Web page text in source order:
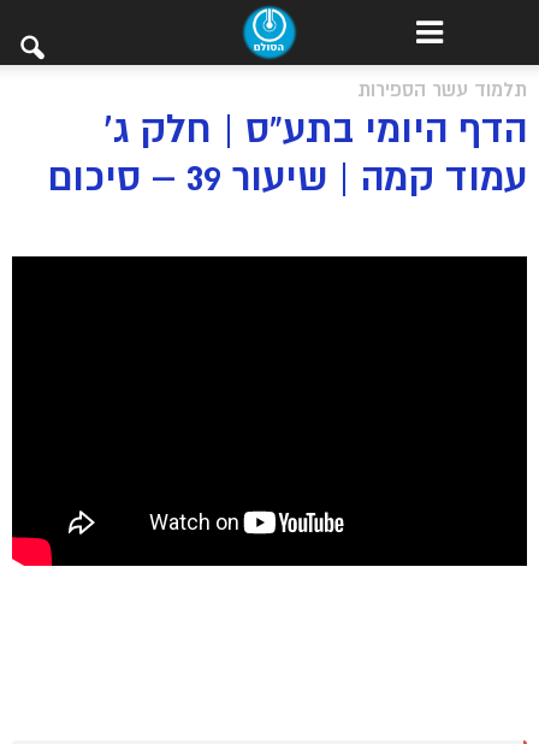
תלמוד עשר הספירות
הדף היומי בתע”ס | חלק ג’
עמוד קמה | שיעור 39 – סיכום